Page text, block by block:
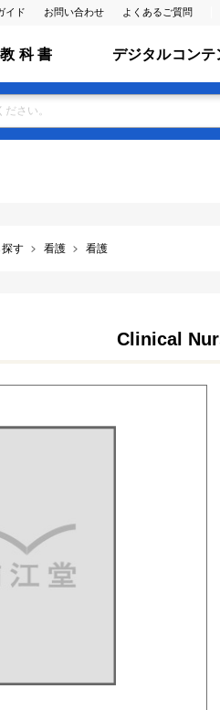
イド お問い合わせ よくあるご質問
教 科 書 デジタルコンテ
す 看護 看護
Clinical